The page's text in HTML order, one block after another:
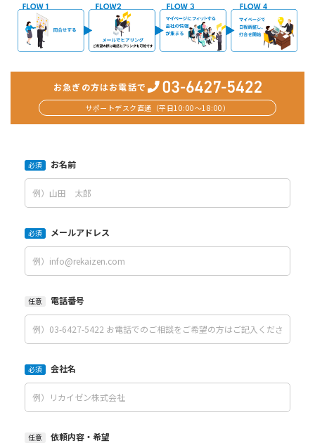
お急ぎの方はお電話で
サポートデスク直通（平日10:00〜18:00）
必須 お名前
必須 メールアドレス
任意 電話番号
必須 会社名
任意 依頼内容・希望